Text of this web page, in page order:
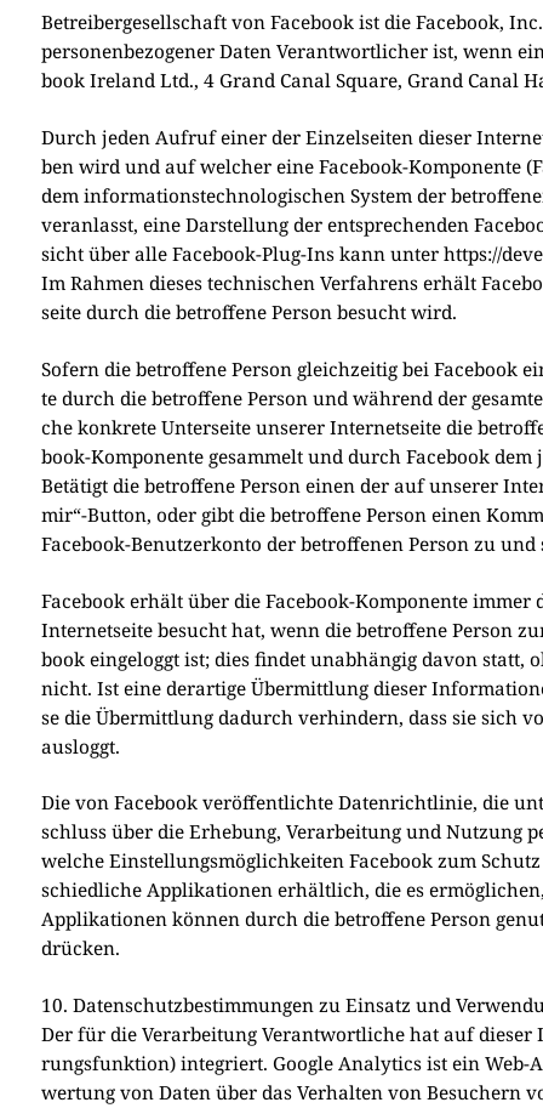
Betrei­ber­ge­sell­schaft von Face­book ist die Face­book,
per­so­nen­be­zo­ge­ner Daten Ver­ant­wort­li­cher ist, wenn
book Ire­land Ltd., 4 Grand Canal Squa­re, Grand Canal
Durch jeden Auf­ruf einer der Ein­zel­sei­ten die­ser
ben wird und auf wel­cher eine Face­book-Kom­po­nen­te
dem infor­ma­ti­ons­tech­no­lo­gi­schen System der
ver­an­lasst, eine Dar­stel­lung der ent­spre­chen­den
sicht über alle Face­book-Plug-Ins kann unter https://
Im Rah­men die­ses tech­ni­schen Ver­fah­rens erhält
sei­te durch die betrof­fe­ne Per­son besucht wird.
Sofern die betrof­fe­ne Per­son gleich­zei­tig bei Face­book
te durch die betrof­fe­ne Per­son und wäh­rend der
che kon­kre­te Unter­sei­te unse­rer Inter­net­sei­te die
book-Kom­po­nen­te gesam­melt und durch Face­book
Betä­tigt die betrof­fe­ne Per­son einen der auf unse­rer
mir“-Button, oder gibt die betrof­fe­ne Per­son einen
Face­book-Benut­zer­kon­to der betrof­fe­nen Per­son zu
Face­book erhält über die Face­book-Kom­po­nen­te
Inter­net­sei­te besucht hat, wenn die betrof­fe­ne Per­son
book ein­ge­loggt ist; dies fin­det unab­hän­gig davon statt,
nicht. Ist eine der­ar­ti­ge Über­mitt­lung die­ser
se die Über­mitt­lung dadurch ver­hin­dern, dass sie sich
aus­loggt.
Die von Face­book ver­öf­fent­lich­te Daten­richt­li­nie, die
schluss über die Erhe­bung, Ver­ar­bei­tung und Nut­zung
wel­che Ein­stel­lungs­mög­lich­kei­ten Face­book zum
schied­li­che Appli­ka­tio­nen erhält­lich, die es
Appli­ka­tio­nen kön­nen durch die betrof­fe­ne Per­son
drücken.
10. Datenschutzbestimmungen zu Einsatz und
Der für die Ver­ar­bei­tung Ver­ant­wort­li­che hat auf
rungs­funk­ti­on) inte­griert. Goog­le Ana­ly­tics ist ein Web-
wer­tung von Daten über das Ver­hal­ten von Besu­chern